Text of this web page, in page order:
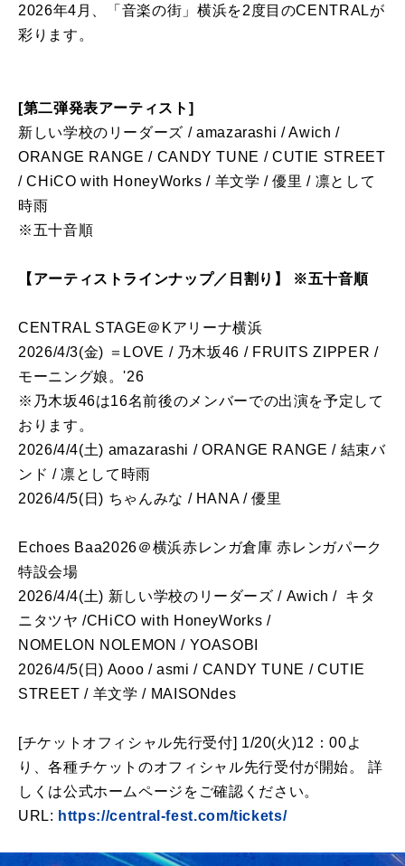
2026年4月、「音楽の街」横浜を2度目のCENTRALが
彩ります。
[第二弾発表アーティスト]
新しい学校のリーダーズ / amazarashi / Awich /
ORANGE RANGE / CANDY TUNE / CUTIE STREET
/ CHiCO with HoneyWorks / 羊文学 / 優里 / 凛として
時雨
※五十音順
【アーティストラインナップ／日割り】 ※五十音順
CENTRAL STAGE＠Kアリーナ横浜
2026/4/3(金) ＝LOVE / 乃木坂46 / FRUITS ZIPPER /
モーニング娘。'26
※乃木坂46は16名前後のメンバーでの出演を予定して
おります。
2026/4/4(土) amazarashi / ORANGE RANGE / 結束バ
ンド / 凛として時雨
2026/4/5(日) ちゃんみな / HANA / 優里
Echoes Baa2026＠横浜赤レンガ倉庫 赤レンガパーク
特設会場
2026/4/4(土) 新しい学校のリーダーズ / Awich / キタ
ニタツヤ /CHiCO with HoneyWorks /
NOMELON NOLEMON / YOASOBI
2026/4/5(日) Aooo / asmi / CANDY TUNE / CUTIE
STREET / 羊文学 / MAISONdes
[チケットオフィシャル先行受付] 1/20(火)12：00よ
り、各種チケットのオフィシャル先行受付が開始。 詳
しくは公式ホームページをご確認ください。
URL: https://central-fest.com/tickets/